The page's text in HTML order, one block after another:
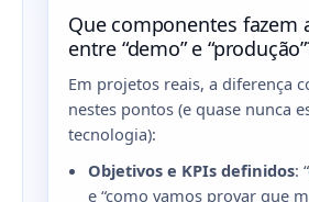
Que componentes fazem
entre “demo” e
Em projetos reais, a diferença
nestes pontos (e quase nunca
tecnologia):
Objetivos e KPIs definidos:
e “como vamos provar que